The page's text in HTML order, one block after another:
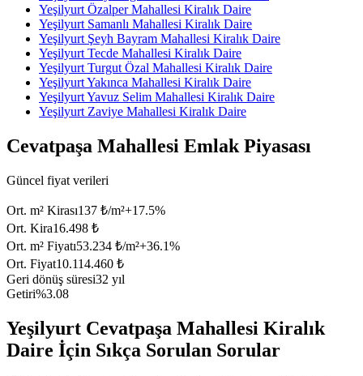
Yeşilyurt Özalper Mahallesi Kiralık Daire
Yeşilyurt Samanlı Mahallesi Kiralık Daire
Yeşilyurt Şeyh Bayram Mahallesi Kiralık Daire
Yeşilyurt Tecde Mahallesi Kiralık Daire
Yeşilyurt Turgut Özal Mahallesi Kiralık Daire
Yeşilyurt Yakınca Mahallesi Kiralık Daire
Yeşilyurt Yavuz Selim Mahallesi Kiralık Daire
Yeşilyurt Zaviye Mahallesi Kiralık Daire
Cevatpaşa Mahallesi Emlak Piyasası
Güncel fiyat verileri
Ort. m² Kirası137 ₺/m²+17.5%
Ort. Kira16.498 ₺
Ort. m² Fiyatı53.234 ₺/m²+36.1%
Ort. Fiyat10.114.460 ₺
Geri dönüş süresi32 yıl
Getiri%3.08
Yeşilyurt Cevatpaşa Mahallesi Kiralık
Daire İçin Sıkça Sorulan Sorular